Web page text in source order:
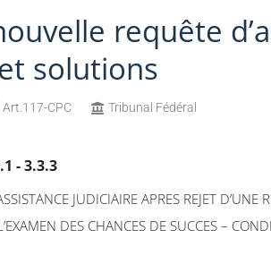
requête
solutions
Art.117-CPC Tribunal Fédéral
- 3.3.3
JUDICIAIRE APRES REJET D’UNE
DES CHANCES DE SUCCES –